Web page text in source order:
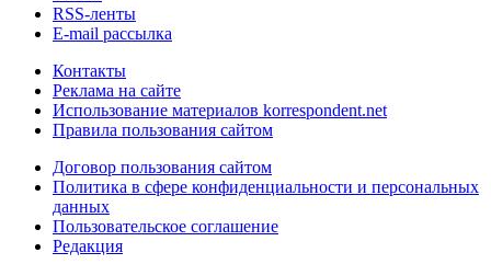
RSS-ленты
E-mail рассылка
Контакты
Реклама на сайте
Использование материалов korrespondent.net
Правила пользования сайтом
Договор пользования сайтом
Политика в сфере конфиденциальности и персональных
данных
Пользовательское соглашение
Редакция